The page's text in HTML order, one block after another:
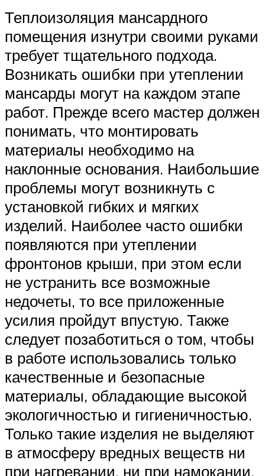
Теплоизоляция мансардного
помещения изнутри своими руками
требует тщательного подхода.
Возникать ошибки при утеплении
мансарды могут на каждом этапе
работ. Прежде всего мастер должен
понимать, что монтировать
материалы необходимо на
наклонные основания. Наибольшие
проблемы могут возникнуть с
установкой гибких и мягких
изделий. Наиболее часто ошибки
появляются при утеплении
фронтонов крыши, при этом если
не устранить все возможные
недочеты, то все приложенные
усилия пройдут впустую. Также
следует позаботиться о том, чтобы
в работе использовались только
качественные и безопасные
материалы, обладающие высокой
экологичностью и гигиеничностью.
Только такие изделия не выделяют
в атмосферу вредных веществ ни
при нагревании, ни при намокании.